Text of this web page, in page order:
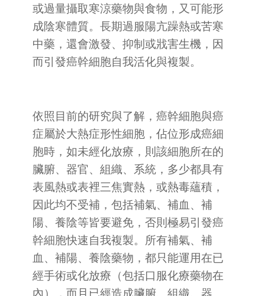
或過量攝取寒涼藥物與食物，又可能形
成陰寒體質。長期過服陽亢躁熱或苦寒
中藥，還會激發、抑制或戕害生機，因
而引發癌幹細胞自我活化與複製。
依照目前的研究與了解，癌幹細胞與癌
症屬於大熱症形性細胞，佔位形成癌細
胞時，如未經化放療，則該細胞所在的
臟腑、器官、組織、系統，多少都具有
表風熱或表裡三焦實熱，或熱毒蘊積，
因此均不受補，包括補氣、補血、補
陽、養陰等皆要避免，否則極易引發癌
幹細胞快速自我複製。所有補氣、補
血、補陽、養陰藥物，都只能運用在已
經手術或化放療（包括口服化療藥物在